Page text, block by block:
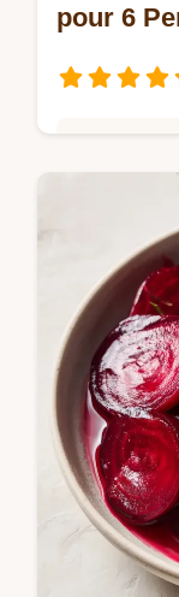
pour 6
Découvrez
grecque
traditionnel
par étape